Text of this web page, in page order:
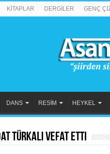
KİTAPLAR DERGİLER GENÇ
DANS RESİM HEYKEL
Türkali Vefat Etti